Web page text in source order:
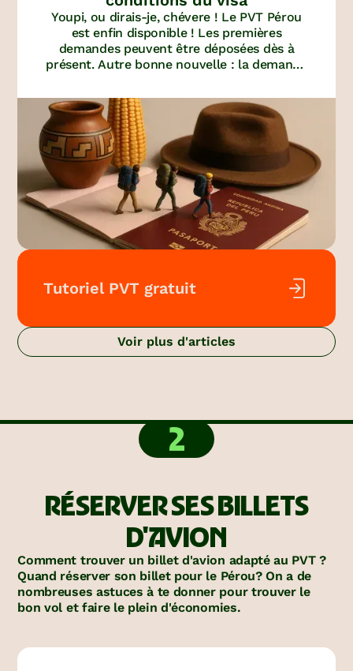
Youpi, ou dirais-je, chévere ! Le PVT Pérou
est enfin disponible ! Les premières
demandes peuvent être déposées dès à
présent. Autre bonne nouvelle : la demande
dossier à transmettre pour obtenir ce PVT.
Tutoriel PVT gratuit
Voir plus d'articles
2
RÉSERVER SES BILLETS
D'AVION
Comment trouver un billet d'avion adapté au PVT ?
Quand réserver son billet pour le Pérou? On a de
nombreuses astuces à te donner pour trouver le
bon vol et faire le plein d'économies.